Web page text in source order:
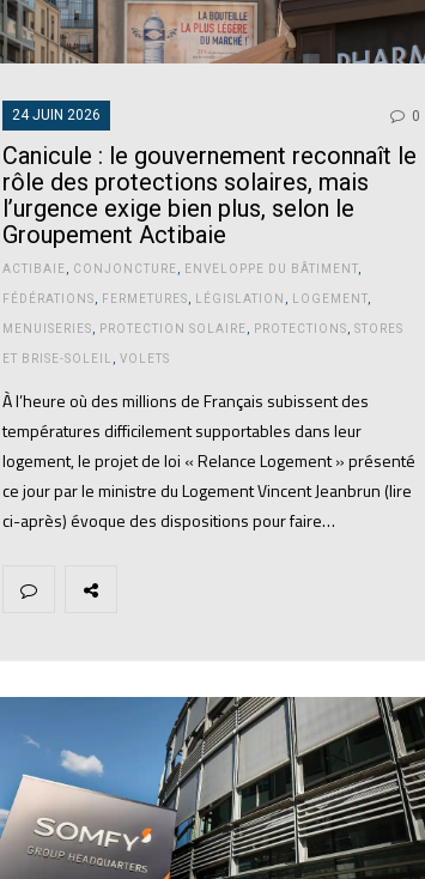
24 JUIN 2026 0
Canicule : le gouvernement reconnaît le
rôle des protections solaires, mais
l’urgence exige bien plus, selon le
Groupement Actibaie
ACTIBAIE CONJONCTURE ENVELOPPE DU BÂTIMENT,
FÉDÉRATIONS FERMETURES LÉGISLATION LOGEMENT,
MENUISERIES PROTECTION SOLAIRE PROTECTIONS STORES
ET BRISE-SOLEIL VOLETS
À l’heure où des millions de Français subissent des
températures difficilement supportables dans leur
logement, le projet de loi « Relance Logement » présenté
ce jour par le ministre du Logement Vincent Jeanbrun (lire
ci-après) évoque des dispositions pour faire…